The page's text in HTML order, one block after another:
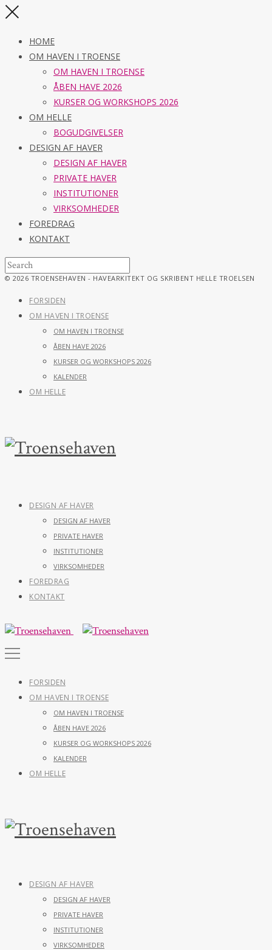
HOME
OM HAVEN I TROENSE
OM HAVEN I TROENSE
ÅBEN HAVE 2026
KURSER OG WORKSHOPS 2026
OM HELLE
BOGUDGIVELSER
DESIGN AF HAVER
DESIGN AF HAVER
PRIVATE HAVER
INSTITUTIONER
VIRKSOMHEDER
FOREDRAG
KONTAKT
© 2026 TROENSEHAVEN - HAVEARKITEKT OG SKRIBENT HELLE TROELSEN
FORSIDEN
OM HAVEN I TROENSE
OM HAVEN I TROENSE
ÅBEN HAVE 2026
KURSER OG WORKSHOPS 2026
KALENDER
OM HELLE
DESIGN AF HAVER
DESIGN AF HAVER
PRIVATE HAVER
INSTITUTIONER
VIRKSOMHEDER
FOREDRAG
KONTAKT
FORSIDEN
OM HAVEN I TROENSE
OM HAVEN I TROENSE
ÅBEN HAVE 2026
KURSER OG WORKSHOPS 2026
KALENDER
OM HELLE
DESIGN AF HAVER
DESIGN AF HAVER
PRIVATE HAVER
INSTITUTIONER
VIRKSOMHEDER